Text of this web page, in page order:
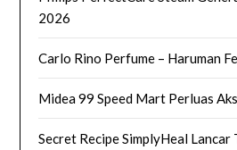
2026
Carlo Rino Perfume – Haruman
Midea 99 Speed Mart Perluas
Secret Recipe SimplyHeal Lancar